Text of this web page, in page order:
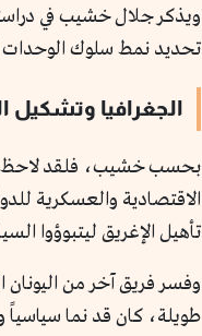
ويذكر جلال خشيب في
تحديد نمط سلوك الوحدات
الجغرافيا وتشكيل
بحسب خشيب، فلقد لاحظ
الاقتصادية والعسكرية
تأهيل الإغريق ليتبوؤوا
وفسر فريق آخر من اليونان
طويلة، كان قد نما سياسياً